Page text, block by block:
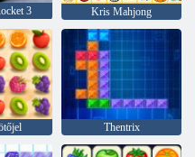
3 Kris Mahjong
Thentrix